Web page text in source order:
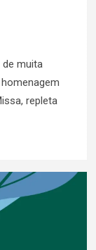
muita
repleta